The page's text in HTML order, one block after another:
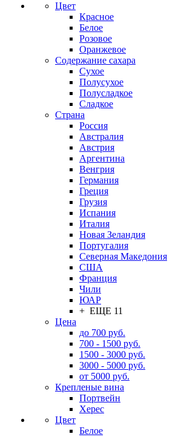
Цвет
Красное
Белое
Розовое
Оранжевое
Содержание сахара
Сухое
Полусухое
Полусладкое
Сладкое
Страна
Россия
Австралия
Австрия
Аргентина
Венгрия
Германия
Греция
Грузия
Испания
Италия
Новая Зеландия
Португалия
Северная Македония
США
Франция
Чили
ЮАР
+ ЕЩЕ 11
Цена
до 700 руб.
700 - 1500 руб.
1500 - 3000 руб.
3000 - 5000 руб.
от 5000 руб.
Крепленые вина
Портвейн
Херес
Цвет
Белое